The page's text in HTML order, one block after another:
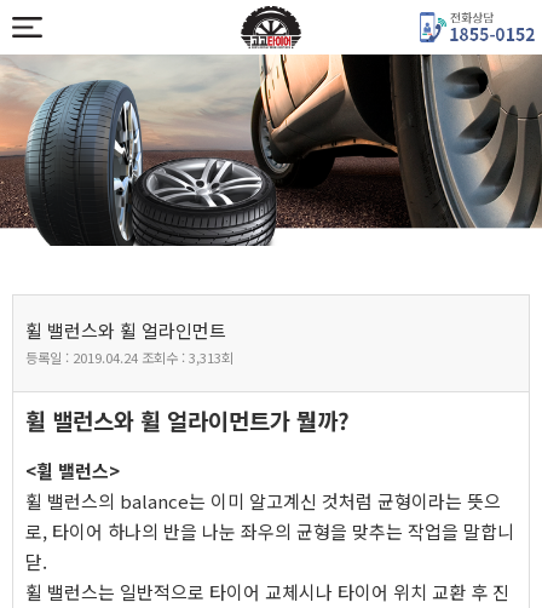
휠 밸런스와 휠 얼라인먼트
등록일 : 2019.04.24 조회수 :3,313회
휠 밸런스와 휠 얼라이먼트가 뭘까?
<휠 밸런스>
휠 밸런스의 balance는 이미 알고계신 것처럼 균형이라는 뜻으
로, 타이어 하나의 반을 나눈 좌우의 균형을 맞추는 작업을 말합니
닫.
휠 밸런스는 일반적으로 타이어 교체시나 타이어 위치 교환 후 진